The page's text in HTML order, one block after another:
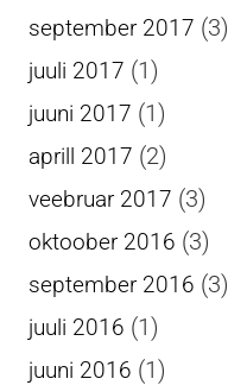
september 2017 (3)
juuli 2017 (1)
juuni 2017 (1)
aprill 2017 (2)
veebruar 2017 (3)
oktoober 2016 (3)
september 2016 (3)
juuli 2016 (1)
juuni 2016 (1)